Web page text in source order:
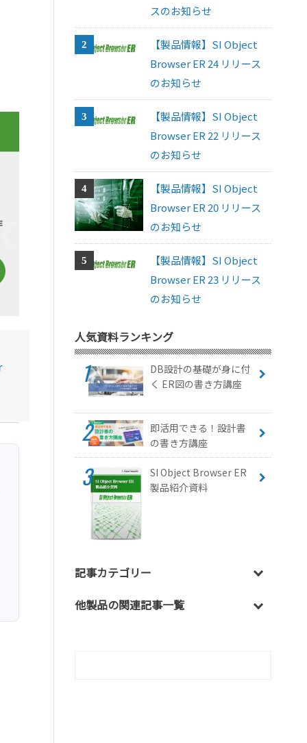
スのお知らせ
【製品情報】SI Object
Browser ER 24 リリース
のお知らせ
【製品情報】SI Object
Browser ER 22 リリース
のお知らせ
【製品情報】SI Object
Browser ER 20 リリース
のお知らせ
【製品情報】SI Object
Browser ER 23 リリース
のお知らせ
人気資料ランキング
DB設計の基礎が身に付
く ER図の書き方講座
即活用できる！設計書
の書き方講座
SI Object Browser ER
製品紹介資料
記事カテゴリー
他製品の関連記事一覧